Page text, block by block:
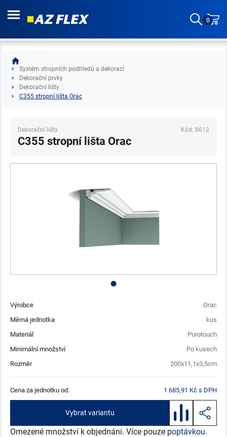
0
Systém stropních podhledů a dekorací
Dekorační prvky
Dekorační lišty
C355 stropní lišta Orac
Dekorační lišty Kód: 8612
C355 stropní lišta Orac
Výrobce
Orac
Měrná jednotka
kus
Materiál
Purotouch
Minimální množství
Po kusech
Rozměr
200x11,1x3,5cm
Cena za jednotku od: 1 685,91 Kč s DPH
Vybrat variantu
Omezené množství k objednání. Více pouze poptávkou.